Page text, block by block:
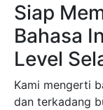
Siap
Bahasa
Level
Kami mengerti
dan terkadang